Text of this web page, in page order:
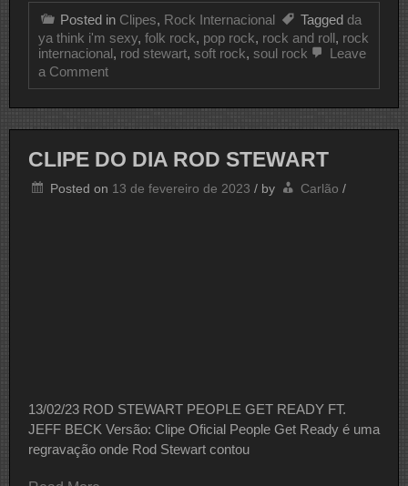
Posted in Clipes, Rock Internacional Tagged da
ya think i'm sexy, folk rock, pop rock, rock and roll, rock
internacional, rod stewart, soft rock, soul rock
Leave
a Commenton
CLIPE
ROD
CLIPE DO DIA ROD STEWART
Posted on 13 de fevereiro de 2023 / by Carlão /
13/02/23 ROD STEWART PEOPLE GET READY FT.
JEFF BECK Versão: Clipe Oficial People Get Ready é uma
regravação onde Rod Stewart contou